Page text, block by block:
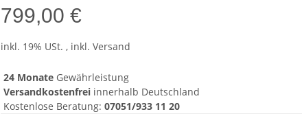
799,00 €
inkl. 19% USt. , inkl. Versand
24 Monate Gewährleistung
Versandkostenfrei innerhalb Deutschland
Kostenlose Beratung: 07051/933 11 20